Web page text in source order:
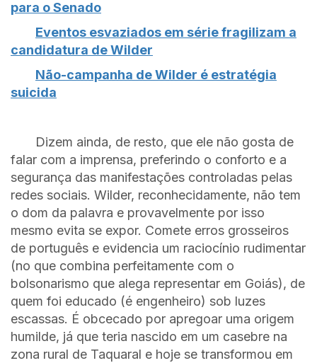
para o Senado
Eventos esvaziados em série fragilizam a
candidatura de Wilder
Não-campanha de Wilder é estratégia
suicida
Dizem ainda, de resto, que ele não gosta de
falar com a imprensa, preferindo o conforto e a
segurança das manifestações controladas pelas
redes sociais. Wilder, reconhecidamente, não tem
o dom da palavra e provavelmente por isso
mesmo evita se expor. Comete erros grosseiros
de português e evidencia um raciocínio rudimentar
(no que combina perfeitamente com o
bolsonarismo que alega representar em Goiás), de
quem foi educado (é engenheiro) sob luzes
escassas. É obcecado por apregoar uma origem
humilde, já que teria nascido em um casebre na
zona rural de Taquaral e hoje se transformou em